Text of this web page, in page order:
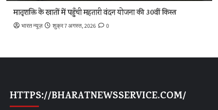
मातृशक्ति के खातों में पहुँची महतारी वंदन योजना की 30वीं किस्त
भारत न्यूज़ शुक्र 7 अगस्त, 2026 0
HTTPS://BHARATNEWSSERVICE.COM/